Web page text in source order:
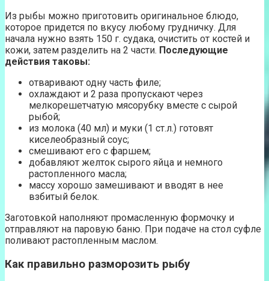
Из рыбы можно приготовить оригинальное блюдо,
которое придется по вкусу любому грудничку. Для
начала нужно взять 150 г. судака, очистить от костей и
кожи, затем разделить на 2 части. Последующие
действия таковы:
отваривают одну часть филе;
охлаждают и 2 раза пропускают через
мелкорешетчатую мясорубку вместе с сырой
рыбой;
из молока (40 мл) и муки (1 ст.л.) готовят
киселеобразный соус;
смешивают его с фаршем;
добавляют желток сырого яйца и немного
растопленного масла;
массу хорошо замешивают и вводят в нее
взбитый белок.
Заготовкой наполняют промасленную формочку и
отправляют на паровую баню. При подаче на стол суфле
поливают растопленным маслом.
Как правильно разморозить рыбу